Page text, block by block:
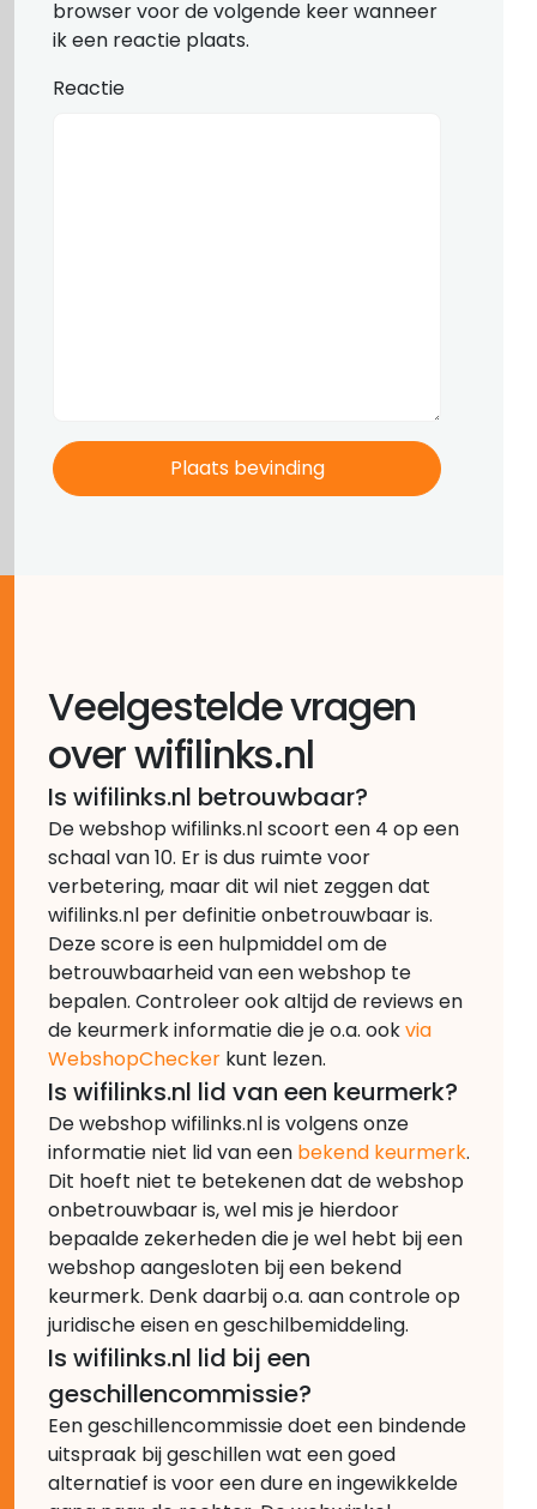
browser voor de volgende keer wanneer
ik een reactie plaats.
Reactie
Veelgestelde vragen
over wifilinks.nl
Is wifilinks.nl betrouwbaar?
De webshop wifilinks.nl scoort een 4 op een
schaal van 10. Er is dus ruimte voor
verbetering, maar dit wil niet zeggen dat
wifilinks.nl per definitie onbetrouwbaar is.
Deze score is een hulpmiddel om de
betrouwbaarheid van een webshop te
bepalen. Controleer ook altijd de reviews en
de keurmerk informatie die je o.a. ookvia
WebshopChecker kunt lezen.
Is wifilinks.nl lid van een keurmerk?
De webshop wifilinks.nl is volgens onze
informatie niet lid van een bekend keurmerk.
Dit hoeft niet te betekenen dat de webshop
onbetrouwbaar is, wel mis je hierdoor
bepaalde zekerheden die je wel hebt bij een
webshop aangesloten bij een bekend
keurmerk. Denk daarbij o.a. aan controle op
juridische eisen en geschilbemiddeling.
Is wifilinks.nl lid bij een
geschillencommissie?
Een geschillencommissie doet een bindende
uitspraak bij geschillen wat een goed
alternatief is voor een dure en ingewikkelde